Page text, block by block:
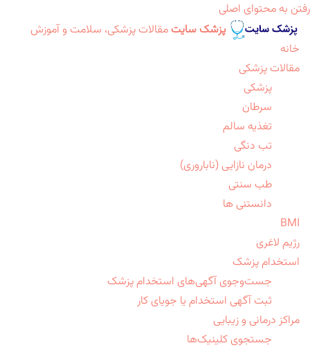
رفتن به محتوای اصلی
پزشک سایت مقالات پزشکی، سلامت و آموزش
خانه
مقالات پزشکی
پزشکی
سرطان
تغذیه سالم
تب دنگی
درمان نازایی (ناباروری)
طب سنتی
دانستنی ها
BMI
رژیم لاغری
استخدام پزشک
جست‌وجوی آگهی‌های استخدام پزشک
ثبت آگهی استخدام یا جویای کار
مراکز درمانی و زیبایی
جستجوی کلینیک‌ها